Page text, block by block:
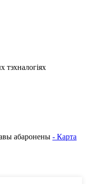
тэхналогіях
абаронены - Карта